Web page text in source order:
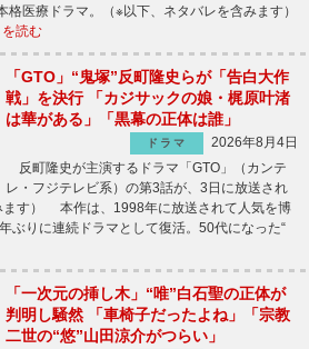
医療ドラマ。（※以下、ネタバレを含みます）
読む
「GTO」“鬼塚”反町隆史らが「告白大作
戦」を決行 「カジサックの娘・梶原叶渚
は華がある」「黒幕の正体は誰」
ドラマ
2026年8月4日
反町隆史が主演するドラマ「GTO」（カンテ
レ・フジテレビ系）の第3話が、3日に放送され
ます） 本作は、1998年に放送されて人気を博
ぶりに連続ドラマとして復活。50代になった“
「一次元の挿し木」“唯”白石聖の正体が
判明し騒然 「車椅子だったよね」「宗教
二世の“悠”山田涼介がつらい」